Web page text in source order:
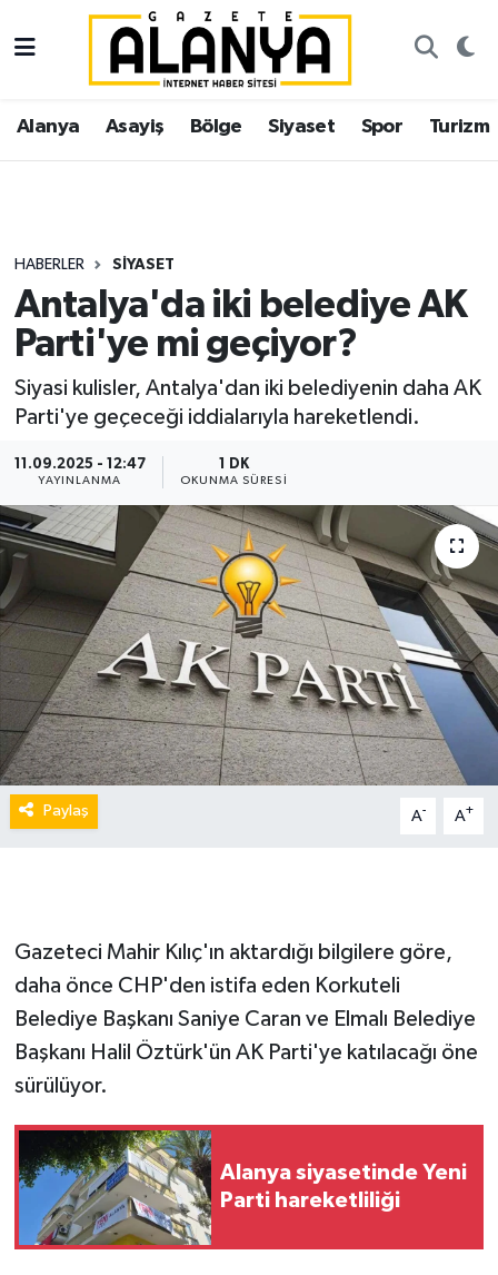
Alanya Asayiş Bölge Siyaset Spor Turizm
HABERLER SIYASET
Antalya'da iki belediye AK
Parti'ye mi geçiyor?
Siyasi kulisler, Antalya'dan iki belediyenin daha AK
Parti'ye geçeceği iddialarıyla hareketlendi.
11.09.2025 - 12:47
YAYINLANMA
1 DK
OKUNMA SÜRESI
Paylaş A- A+
Gazeteci Mahir Kılıç'ın aktardığı bilgilere göre,
daha önce CHP'den istifa eden Korkuteli
Belediye Başkanı Saniye Caran ve Elmalı Belediye
Başkanı Halil Öztürk'ün AK Parti'ye katılacağı öne
sürülüyor.
Alanya siyasetinde Yeni
Parti hareketliliği
Alanya
Asayiş
Siyaset
Spor
Turizm
Ekonomi
Gazipaşa
İstanbul Nöbetçi Eczaneler
İstanbul Hava Durumu
Süper Lig Puan Durumu ve Fikstür
Tüm Manşetler
Son Dakika Haberleri
Haber Arşivi